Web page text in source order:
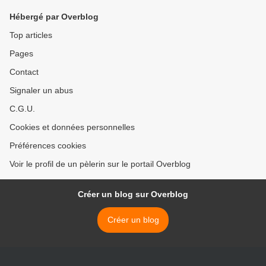
Hébergé par Overblog
Top articles
Pages
Contact
Signaler un abus
C.G.U.
Cookies et données personnelles
Préférences cookies
Voir le profil de un pèlerin sur le portail Overblog
Créer un blog sur Overblog
Créer un blog